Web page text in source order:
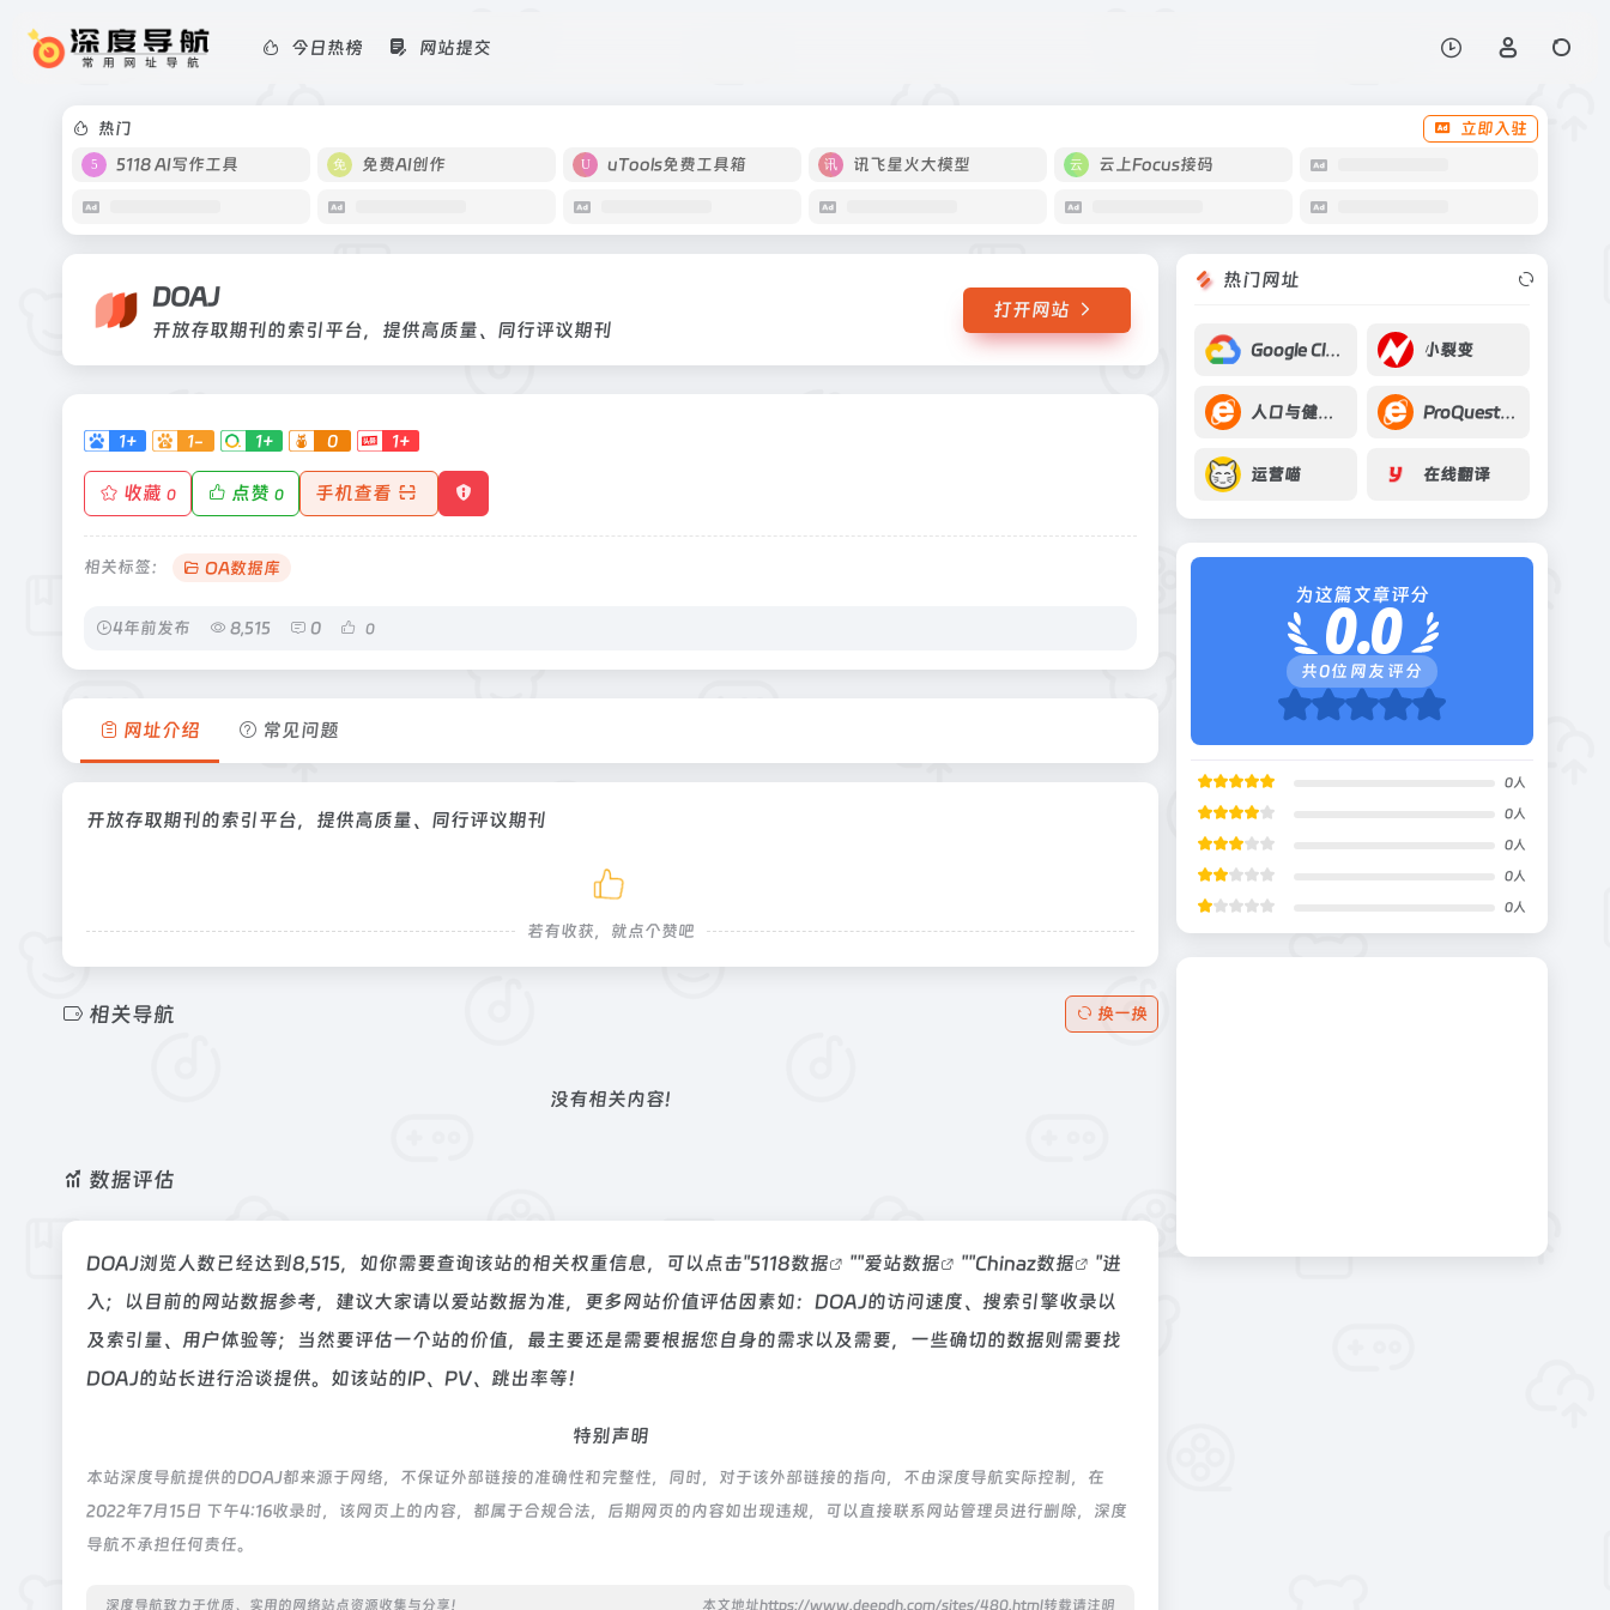
今日热榜 网站提交
热门
立即入驻
5118 AI写作工具
免费AI创作 uTools免费工具箱 讯飞星火大模型 云上Focus接码
DOAJ
开放存取期刊的索引平台，提供高质量、同行评议期刊
打开网站
1+ 1- 1+ 0 1+
收藏 0 点赞 0 手机查看
相关标签： OA数据库
4年前发布 8,515 0 0
网址介绍 常见问题
开放存取期刊的索引平台，提供高质量、同行评议期刊
若有收获，就点个赞吧
相关导航 换一换
没有相关内容!
数据评估
DOAJ浏览人数已经达到8,515，如你需要查询该站的相关权重信息，可以点击"5118数据 ""爱站数据 ""Chinaz数据
"进
入；以目前的网站数据参考，建议大家请以爱站数据为准，更多网站价值评估因素如：DOAJ的访问速度、搜索引擎收录以
及索引量、用户体验等；当然要评估一个站的价值，最主要还是需要根据您自身的需求以及需要，一些确切的数据则需要找
DOAJ的站长进行洽谈提供。如该站的IP、PV、跳出率等！
特别声明
本站深度导航提供的DOAJ都来源于网络，不保证外部链接的准确性和完整性，同时，对于该外部链接的指向，不由深度导航实际控制，在
2022年7月15日 下午4:16收录时，该网页上的内容，都属于合规合法，后期网页的内容如出现违规，可以直接联系网站管理员进行删除，深度
导航不承担任何责任。
深度导航致力于优质、实用的网络站点资源收集与分享！ 本文地址https://www.deepdh.com/sites/480.html转载请注明
热门网址
Google Cloud 小裂变
人口与健康科学数据 ProQuest论文全文
运营喵 在线翻译
为这篇文章评分
0.0
共0位网友评分
0人
0人
0人
0人
0人